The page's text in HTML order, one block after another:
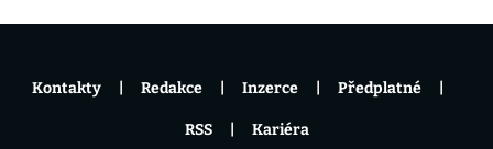
Kontakty Redakce Inzerce Předplatné
RSS Kariéra